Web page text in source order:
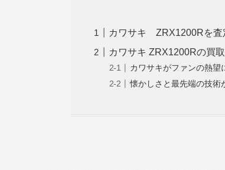
カワサキ ZRX1200Rを査
カワサキ ZRX1200Rの買
カワサキがファンの熱望
懐かしさと最先端の技術